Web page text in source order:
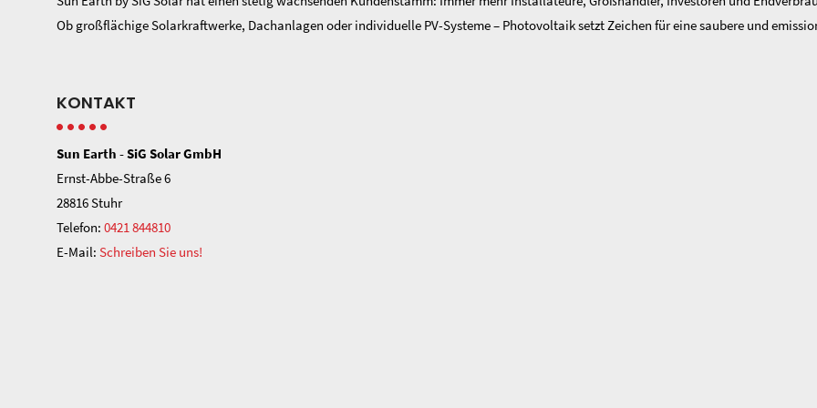
Ob großflächige Solarkraftwerke, Dachanlagen oder individuelle PV-Systeme – Photovoltaik setzt Zeichen für eine saubere und
KONTAKT
Sun Earth - SiG Solar GmbH
Ernst-Abbe-Straße 6
28816 Stuhr
Telefon: 0421 844810
E-Mail: Schreiben Sie uns!